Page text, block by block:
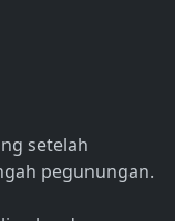
setelah
pegunungan.